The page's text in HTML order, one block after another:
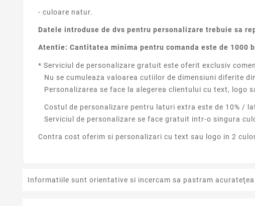
- culoare natur.
Datele introduse de dvs pentru personalizare trebuie sa
Atentie: Cantitatea minima pentru comanda este de 1000
* Serviciul de personalizare gratuit este oferit exclusiv
Nu se cumuleaza valoarea cutiilor de dimensiuni diferite
Personalizarea se face la alegerea clientului cu text, logo
Costul de personalizare pentru laturi extra este de 10% /
Serviciul de personalizare se face gratuit intr-o singura
Contra cost oferim si personalizari cu text sau logo in 2
Informatiile sunt orientative si incercam sa pastram